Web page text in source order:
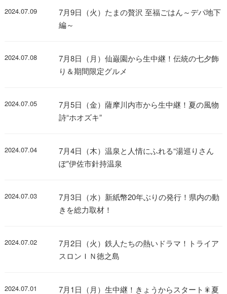
2024.07.09
7月9日（火）たまの贅沢 至福ごはん～デパ地下
編～
2024.07.08
7月8日（月）仙巌園から生中継！伝統の七夕飾
り＆期間限定グルメ
2024.07.05
7月5日（金）薩摩川内市から生中継！夏の風物
詩“ホオズキ”
2024.07.04
7月4日（木）温泉と人情にふれる“湯巡りさん
ぽ”伊佐市針持温泉
2024.07.03
7月3日（水）新紙幣20年ぶりの発行！県内の動
きを総力取材！
2024.07.02
7月2日（火）鉄人たちの熱いドラマ！トライア
スロンＩＮ徳之島
2024.07.01
7月1日（月）生中継！きょうからスタート🎇夏